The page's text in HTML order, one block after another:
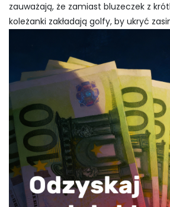
zauważają, że zamiast bluzeczek z
koleżanki zakładają golfy, by ukryć